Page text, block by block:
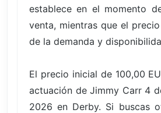
establece en el momento
venta, mientras que el
de la demanda y
El precio inicial de 100,00
actuación de Jimmy Carr 4
2026 en Derby. Si buscas